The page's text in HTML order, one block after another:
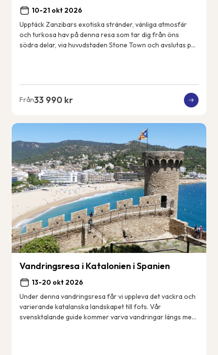
10-21 okt 2026
Upptäck Zanzibars exotiska stränder, vänliga atmosfär
och turkosa hav på denna resa som tar dig från öns
södra delar, via huvudstaden Stone Town och avslutas på
Från33 990 kr
Vandringsresa i Katalonien i Spanien
13-20 okt 2026
Under denna vandringsresa får vi uppleva det vackra och
varierande katalanska landskapet till fots. Vår
svensktalande guide kommer varva vandringar längs med